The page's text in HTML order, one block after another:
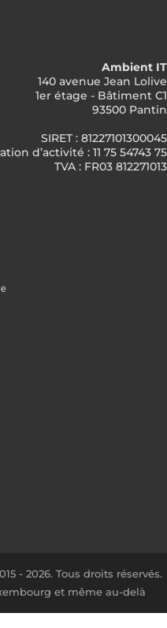
Ambient IT
140 avenue Jean Lolive
1er étage - Bâtiment C1
93500 Pantin
SIRET : 81227101300045
d’activité : 11 75 54743 75
TVA : FR03 812271013
- 2026. Tous droits réservés.
et même au-delà